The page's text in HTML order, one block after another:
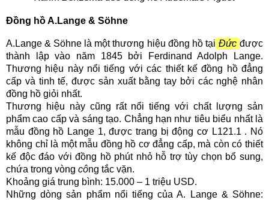
Đồng hồ A.Lange & Söhne
A.Lange & Söhne là một thương hiệu đồng hồ tại Đức được
thành lập vào năm 1845 bởi Ferdinand Adolph Lange.
Thương hiệu này nổi tiếng với các thiết kế đồng hồ đẳng
cấp và tinh tế, được sản xuất bằng tay bởi các nghệ nhân
đồng hồ giỏi nhất.
Thương hiệu này cũng rất nổi tiếng với chất lượng sản
phẩm cao cấp và sáng tạo. Chẳng hạn như tiêu biểu nhất là
mẫu đồng hồ Lange 1, được trang bị động cơ L121.1 . Nó
không chỉ là một mẫu đồng hồ cơ đẳng cấp, mà còn có thiết
kế độc đáo với đồng hồ phút nhỏ hỗ trợ tùy chọn bổ sung,
chứa trong vòng công tắc vặn.
Khoảng giá trung bình: 15.000 – 1 triệu USD.
Những dòng sản phẩm nổi tiếng của A. Lange & Söhne: